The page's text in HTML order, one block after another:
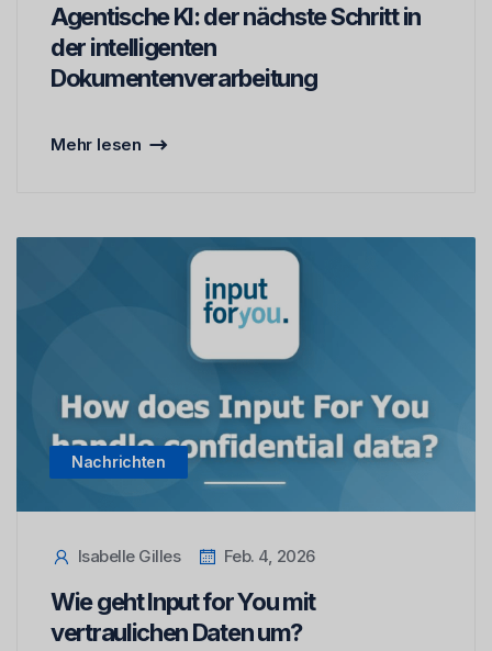
Agentische KI: der nächste Schritt in
der intelligenten
Dokumentenverarbeitung
Mehr lesen
Nachrichten
Isabelle Gilles Feb. 4, 2026
Wie geht Input for You mit
vertraulichen Daten um?